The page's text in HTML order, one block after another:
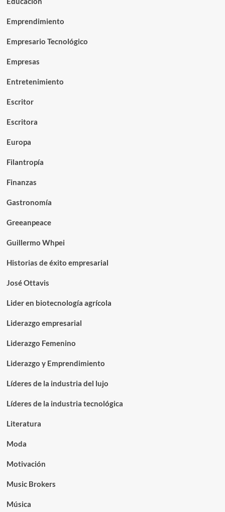
Emprendimiento
Empresario Tecnológico
Empresas
Entretenimiento
Escritor
Escritora
Europa
Filantropía
Finanzas
Gastronomía
Greeanpeace
Guillermo Whpei
Historias de éxito empresarial
José Ottavis
Lider en biotecnología agrícola
Liderazgo empresarial
Liderazgo Femenino
Liderazgo y Emprendimiento
Líderes de la industria del lujo
Líderes de la industria tecnológica
Literatura
Moda
Motivación
Music Brokers
Música